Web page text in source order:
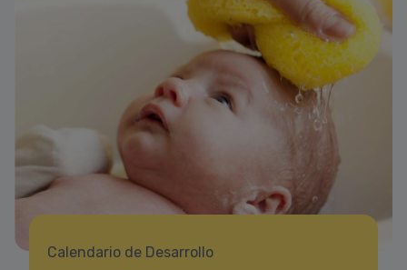
Calendario de Desarrollo